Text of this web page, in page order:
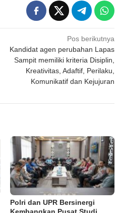
Pos berikutnya
Kandidat agen perubahan Lapas
Sampit memiliki kriteria Disiplin,
Kreativitas, Adaftif, Perilaku,
Komunikatif dan Kejujuran
Polri dan UPR Bersinergi